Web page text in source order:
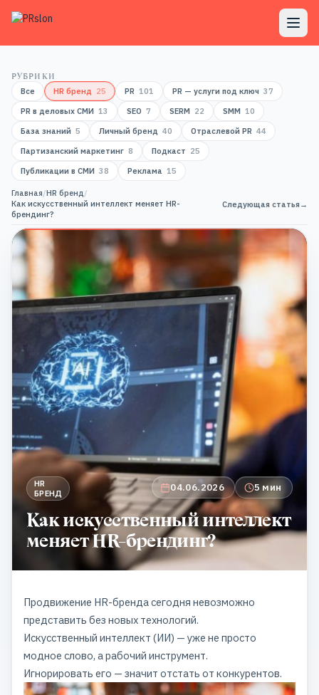
РУБРИКИ
Все
HR бренд 25 PR 101 PR — услуги под ключ 37
PR в деловых СМИ 13 SEO 7 SERM 22 SMM 10
База знаний 5 Личный бренд 40 Отраслевой PR 44
Партизанский маркетинг 8 Подкаст 25
Публикации в СМИ 38 Реклама 15
Главная/HR бренд/
Как искусственный интеллект меняет HR-
брендинг?
Следующая статья→
HR
БРЕНД
04.06.2026 5 мин
Как искусственный интеллект
меняет HR-брендинг?
Продвижение HR-бренда сегодня невозможно
представить без новых технологий.
Искусственный интеллект (ИИ) — уже не просто
модное слово, а рабочий инструмент.
Игнорировать его — значит отстать от конкурентов.